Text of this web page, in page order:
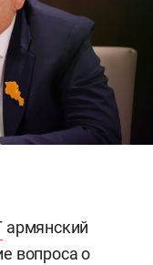
армянский
вопроса о